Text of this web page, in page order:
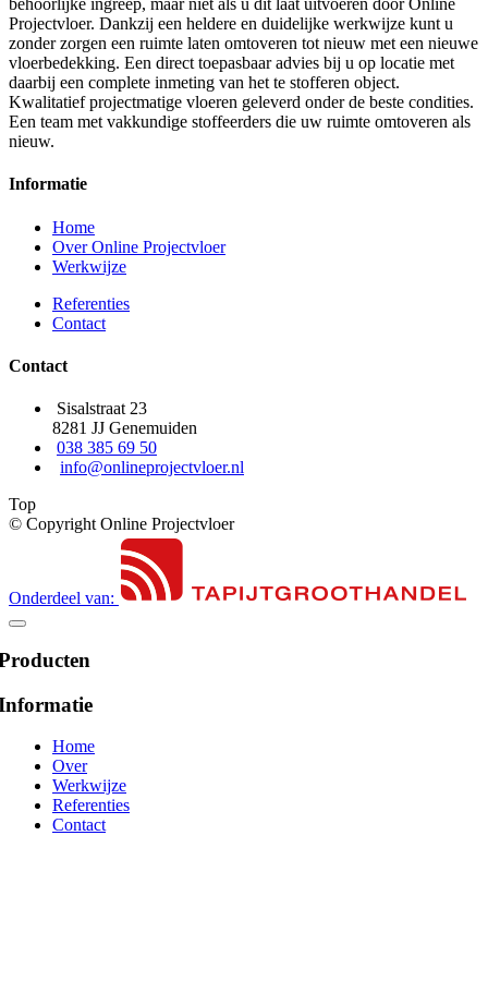
behoorlijke ingreep, maar niet als u dit laat uitvoeren door Online
Projectvloer. Dankzij een heldere en duidelijke werkwijze kunt u
zonder zorgen een ruimte laten omtoveren tot nieuw met een nieuwe
vloerbedekking. Een direct toepasbaar advies bij u op locatie met
daarbij een complete inmeting van het te stofferen object.
Kwalitatief projectmatige vloeren geleverd onder de beste condities.
Een team met vakkundige stoffeerders die uw ruimte omtoveren als
nieuw.
Informatie
Home
Over Online Projectvloer
Werkwijze
Referenties
Contact
Contact
Sisalstraat 23
8281 JJ Genemuiden
038 385 69 50
info@onlineprojectvloer.nl
Top
© Copyright Online Projectvloer
Onderdeel van:
Home
Over
Werkwijze
Referenties
Contact